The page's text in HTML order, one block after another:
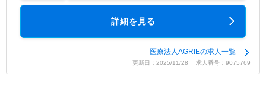
詳細を見る
医療法人AGRIEの求人一覧
更新日：2025/11/28 求人番号：9075769